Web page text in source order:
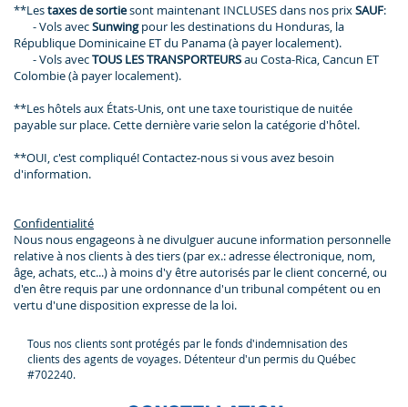
**Lestaxes de sortiesont maintenant INCLUSES dans nos prixSAUF:
- Vols avecSunwingpour les destinations du Honduras, la
République Dominicaine ET du Panama (à payer localement).
- Vols avecTOUS LES TRANSPORTEURSau Costa-Rica, Cancun ET
Colombie (à payer localement).
**Les hôtels aux États-Unis, ont une taxe touristique de nuitée
payable sur place. Cette dernière varie selon la catégorie d'hôtel.
**OUI, c'est compliqué! Contactez-nous si vous avez besoin
d'information.
Confidentialité
Nous nous engageons à ne divulguer aucune information personnelle
relative à nos clients à des tiers (par ex.: adresse électronique, nom,
âge, achats, etc...) à moins d'y être autorisés par le client concerné, ou
d'en être requis par une ordonnance d'un tribunal compétent ou en
vertu d'une disposition expresse de la loi.
Tous nos clients sont protégés par le fonds d'indemnisation des
clients des agents de voyages. Détenteur d'un permis du Québec
#702240.